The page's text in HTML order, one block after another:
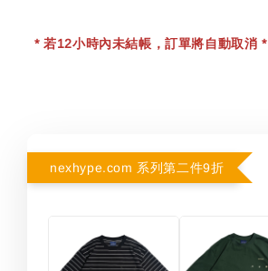
* 若12小時內未結帳，訂單將自動取消 *
nexhype.com 系列第二件9折